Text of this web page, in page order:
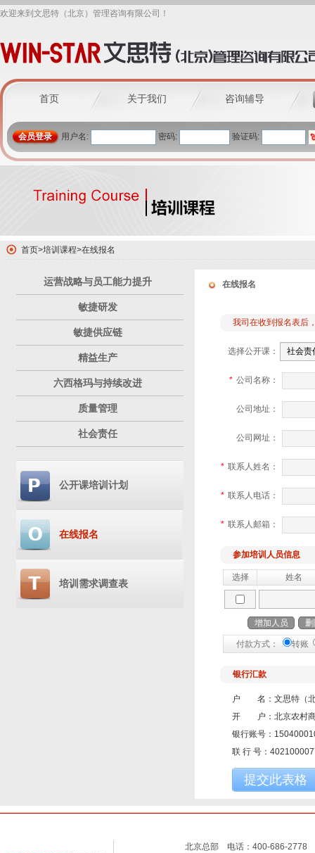
欢迎来到文思特（北京）管理咨询有限公司！
首页 关于我们 咨询辅导
会员登录 用户名: 密码: 验证码:
首页>培训课程>在线报名
运营战略与员工能力提升
敏捷研发
敏捷供应链
精益生产
六西格玛与持续改进
质量管理
社会责任
公开课培训计划
在线报名
培训需求调查表
在线报名
我司在收到报名表后
选择公开课：
* 公司名称：
公司地址：
公司网址：
* 联系人姓名：
* 联系人电话：
* 联系人邮箱：
参加培训人员信息
选择 姓名
增加人员 删
付款方式： 转账
银行汇款
户 名：文思特（北
开 户：北京农村商
银行账号：
联 行 号：
提交此表格
北京总部 电话：400-686-2778